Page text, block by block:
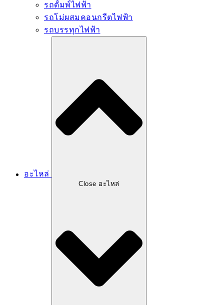
รถดั้มพ์ไฟฟ้า
รถโม่ผสมคอนกรีตไฟฟ้า
รถบรรทุกไฟฟ้า
อะไหล่
Close อะไหล่